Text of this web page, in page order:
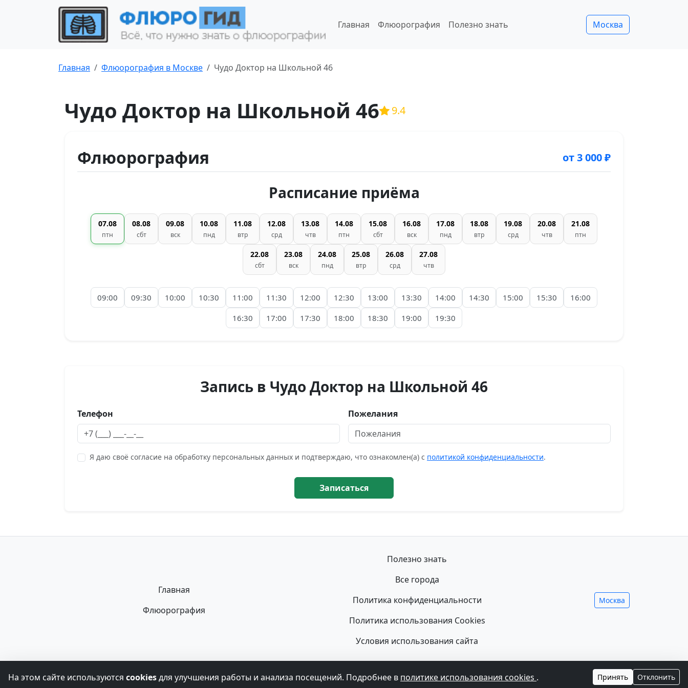
Главная Флюорография Полезно знать Москва
Главная Флюорография в Москве Чудо Доктор на Школьной 46
Чудо Доктор на Школьной 46 9.4
Флюорография от 3 000 ₽
Расписание приёма
07.08
птн
08.08
сбт
09.08
вск
10.08
пнд
11.08
втр
12.08
срд
13.08
чтв
14.08
птн
15.08
сбт
16.08
вск
17.08
пнд
18.08
втр
19.08
срд
20.08
чтв
21.08
птн
22.08
сбт
23.08
вск
24.08
пнд
25.08
втр
26.08
срд
27.08
чтв
09:00 09:30 10:00 10:30 11:00 11:30 12:00 12:30 13:00 13:30 14:00 14:30 15:00 15:30
16:00
16:30
17:00 17:30 18:00 18:30 19:00 19:30
Запись в Чудо Доктор на Школьной 46
Телефон Пожелания
Я даю своё согласие на обработку персональных данных и подтверждаю, что ознакомлен(а) с политикой конфиденциальности.
Записаться
Главная
Флюорография
Полезно знать
Все города
Политика конфиденциальности
Политика использования Cookies
Условия использования сайта
Москва
Информация, представленная на сайте, не может быть использована для постановки диагноза, назначения лечения и не заменяет прием врача.
На этом сайте используются cookiesдля улучшения работы и анализа посещений. Подробнее в политике использования cookies . Принять Отклонить